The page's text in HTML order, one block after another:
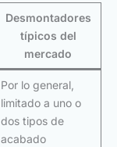
Desmontadores
típicos del
mercado
Por lo general,
limitado a uno o
dos tipos de
acabado